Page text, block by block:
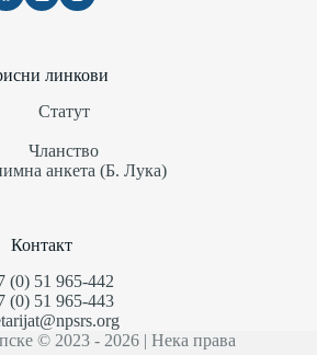
линкови
Статут
Чланство
анкета (Б. Лука)
Контакт
(0) 51 965-442
(0) 51 965-443
© 2023 - 2026 | Нека права